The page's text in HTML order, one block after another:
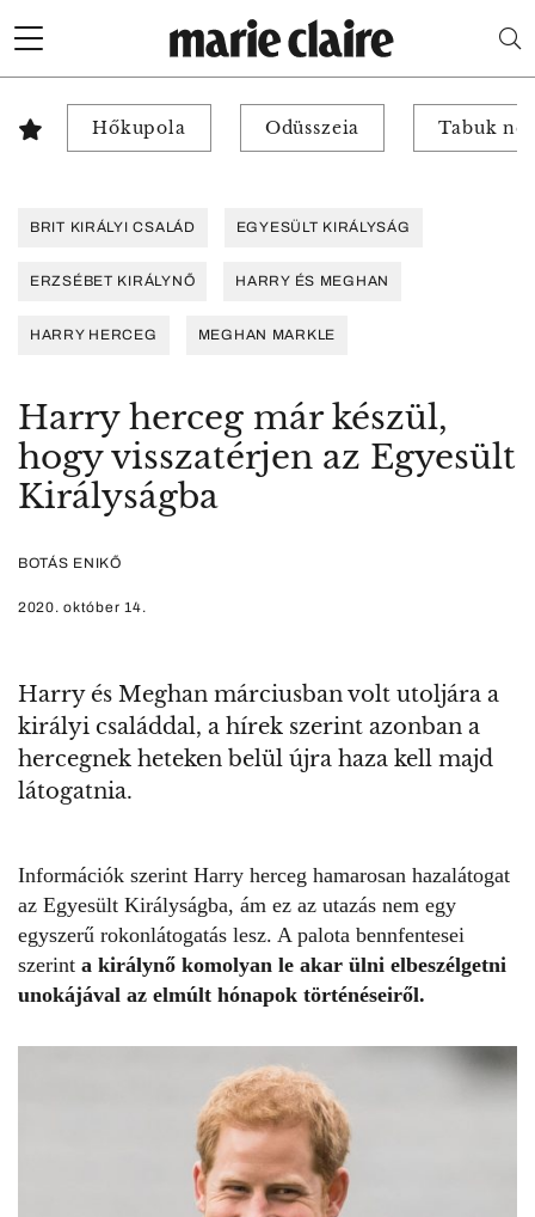
Hőkupola Odüsszeia Tabuk
BRIT KIRÁLYI CSALÁD EGYESÜLT KIRÁLYSÁG
ERZSÉBET KIRÁLYNŐ HARRY ÉS MEGHAN
HARRY HERCEG MEGHAN MARKLE
Harry herceg már készül,
hogy visszatérjen az Egyesült
Királyságba
BOTÁS ENIKŐ
2020. október 14.
Harry és Meghan márciusban volt utoljára a
királyi családdal, a hírek szerint azonban a
hercegnek heteken belül újra haza kell majd
látogatnia.
Információk szerint Harry herceg hamarosan hazalátogat
az Egyesült Királyságba, ám ez az utazás nem egy
egyszerű rokonlátogatás lesz. A palota bennfentesei
szerint a királynő komolyan le akar ülni elbeszélgetni
unokájával az elmúlt hónapok történéseiről.